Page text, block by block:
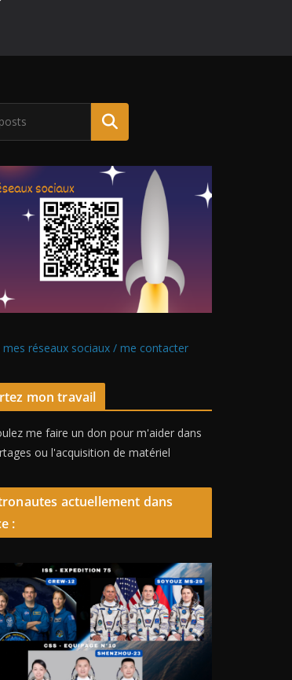
mes réseaux sociaux / me contacter
mon travail
me faire un don pour m'aider dans
ou l'acquisition de matériel
actuellement dans
: